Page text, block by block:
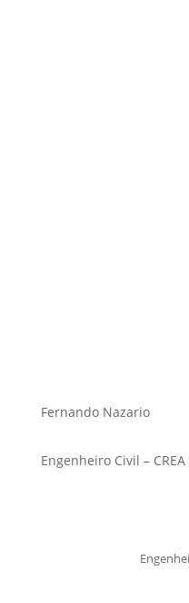
Fernando Nazario
Engenheiro Civil –